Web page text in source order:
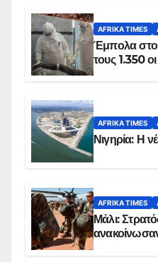
AFRIKA TIMES
Έμπολα στο
τους 1.350
AFRIKA TIMES
Νιγηρία: Η
AFRIKA TIMES
Μάλι: